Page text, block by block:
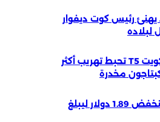
يهنئ رئيس كوت ديفوار
لبلاده
جمارك مطار الكويت T5 تحبط تهريب أكثر
النفط الكويتي ينخفض 1.89 دولار ليبلغ